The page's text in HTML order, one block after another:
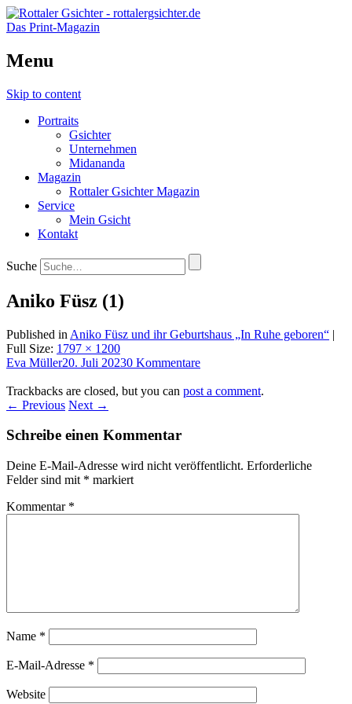
Das Print-Magazin
Menu
Skip to content
Portraits
Gsichter
Unternehmen
Midananda
Magazin
Rottaler Gsichter Magazin
Service
Mein Gsicht
Kontakt
Suche
Aniko Füsz (1)
Published in Aniko Füsz und ihr Geburtshaus „In Ruhe geboren“ |
Full Size: 1797 × 1200
Eva Müller20. Juli 20230 Kommentare
Trackbacks are closed, but you can post a comment.
← Previous Next →
Schreibe einen Kommentar
Deine E-Mail-Adresse wird nicht veröffentlicht. Erforderliche
Felder sind mit * markiert
Kommentar *
Name *
E-Mail-Adresse *
Website